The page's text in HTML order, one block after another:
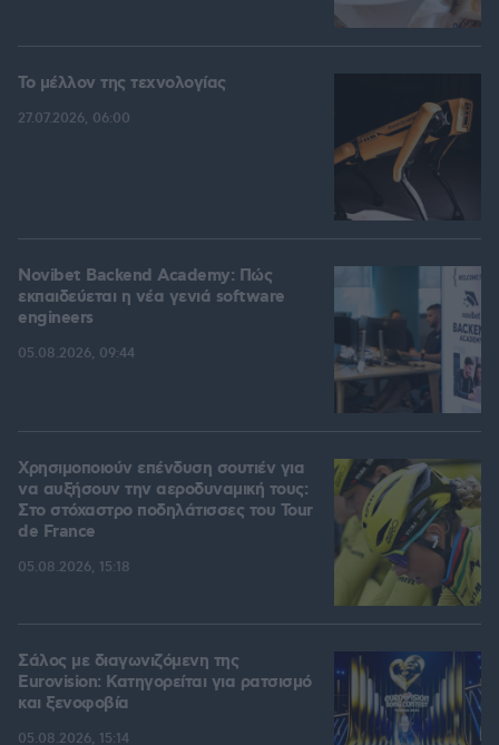
Το μέλλον της τεχνολογίας
27.07.2026, 06:00
Novibet Backend Academy: Πώς
εκπαιδεύεται η νέα γενιά software
engineers
05.08.2026, 09:44
Χρησιμοποιούν επένδυση σουτιέν για
να αυξήσουν την αεροδυναμική τους:
Στο στόχαστρο ποδηλάτισσες του Tour
de France
05.08.2026, 15:18
Σάλος με διαγωνιζόμενη της
Eurovision: Κατηγορείται για ρατσισμό
και ξενοφοβία
05.08.2026, 15:14